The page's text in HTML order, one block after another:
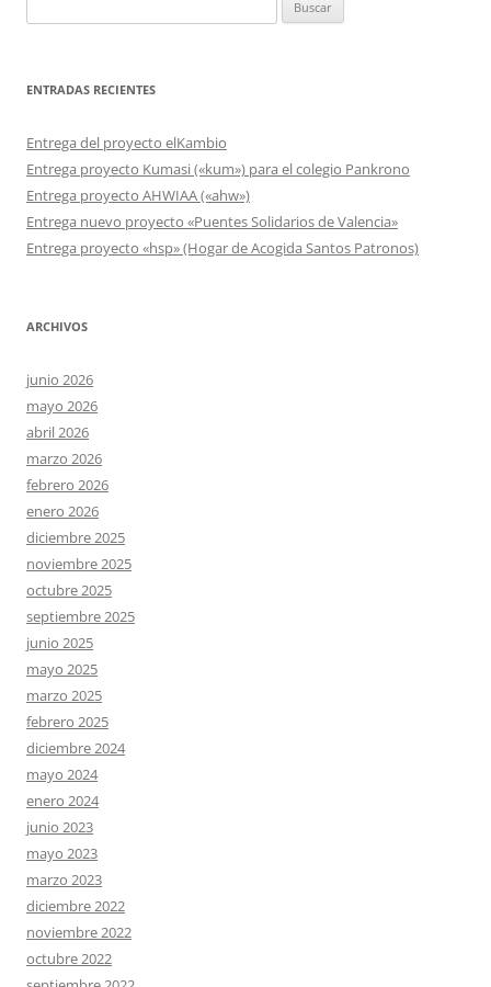
ENTRADAS RECIENTES
Entrega del proyecto elKambio
Entrega proyecto Kumasi («kum») para el colegio Pankrono
Entrega proyecto AHWIAA («ahw»)
Entrega nuevo proyecto «Puentes Solidarios de Valencia»
Entrega proyecto «hsp» (Hogar de Acogida Santos Patronos)
ARCHIVOS
junio 2026
mayo 2026
abril 2026
marzo 2026
febrero 2026
enero 2026
diciembre 2025
noviembre 2025
octubre 2025
septiembre 2025
junio 2025
mayo 2025
marzo 2025
febrero 2025
diciembre 2024
mayo 2024
enero 2024
junio 2023
mayo 2023
marzo 2023
diciembre 2022
noviembre 2022
octubre 2022